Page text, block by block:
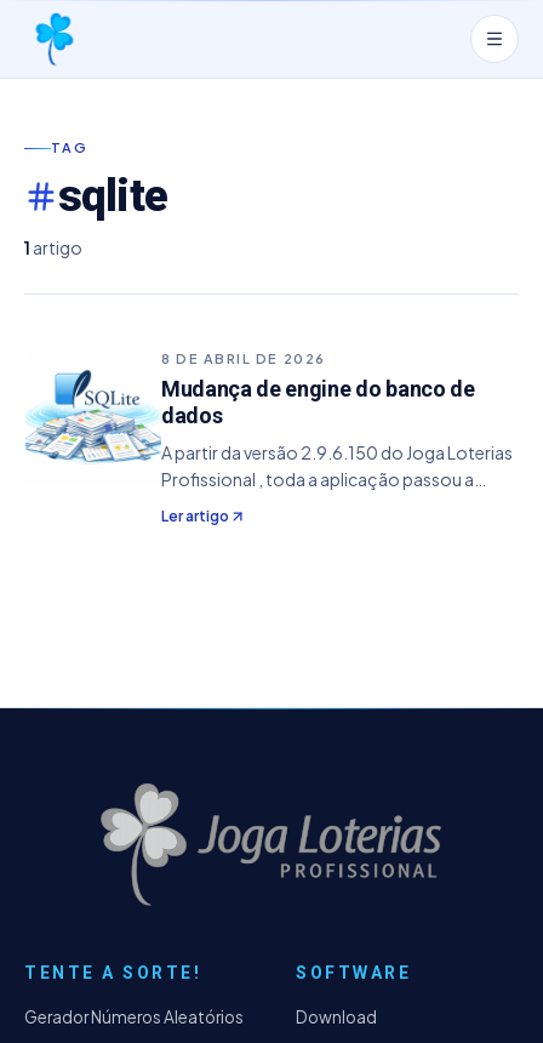
TAG
sqlite
1 artigo
8 DE ABRIL DE 2026
Mudança de engine do banco de
dados
A partir da versão 2.9.6.150 do Joga Loterias
Profissional , toda a aplicação passou a
utilizar SQLite como engine de banco de
dados. Essa é uma das mudanças mais
Ler artigo
TENTE A SORTE!
Gerador Números Aleatórios
SOFTWARE
Download